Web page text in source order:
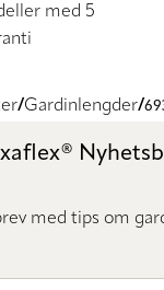
med 5
Gardinlengder
med tips om